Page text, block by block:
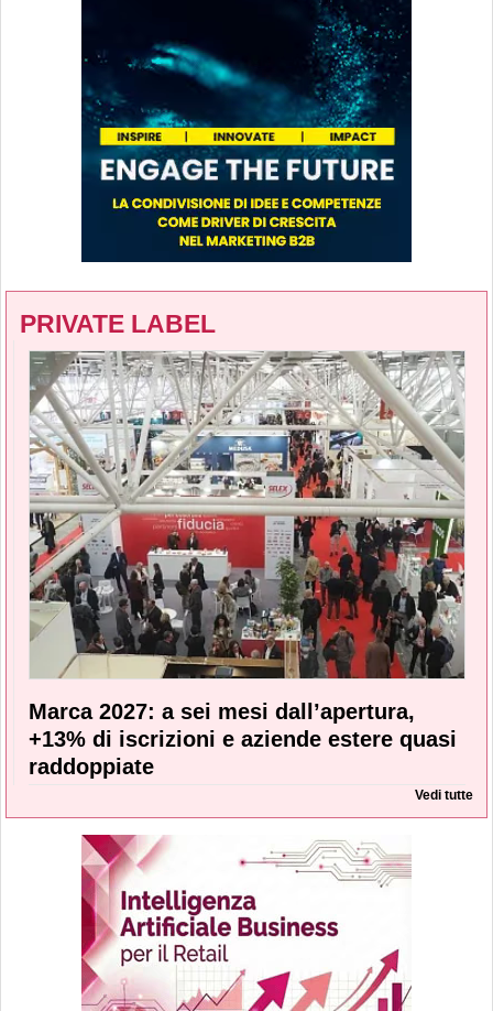
PRIVATE LABEL
Marca 2027: a sei mesi dall’apertura,
+13% di iscrizioni e aziende estere quasi
raddoppiate
Vedi tutte